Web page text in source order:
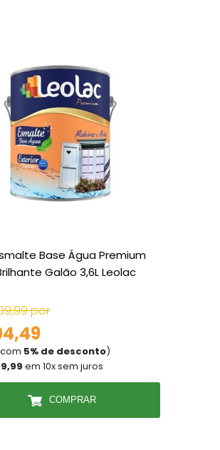
Base Água Premium
Galão 3,6L Leolac
por
5% de desconto)
em 10x sem juros
COMPRAR